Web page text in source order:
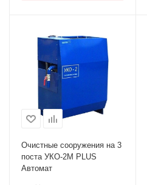
Очистные сооружения на 3
поста УКО-2М PLUS
Автомат